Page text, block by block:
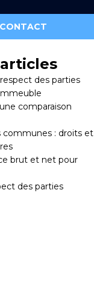
CONTACT
des parties
comparaison
communes : droits et
brut et net pour
des parties